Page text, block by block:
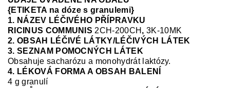
{ETIKETA na dóze s granulemi}
1. NÁZEV LÉČIVÉHO PŘÍPRAVKU
RICINUS COMMUNIS 2CH-200CH , 3K-10MK
2. OBSAH LÉČIVÉ LÁTKY/LÉČIVÝCH LÁTEK
3. SEZNAM POMOCNÝCH LÁTEK
Obsahuje sacharózu a monohydrát laktózy.
4. LÉKOVÁ FORMA A OBSAH BALENÍ
4 g granulí